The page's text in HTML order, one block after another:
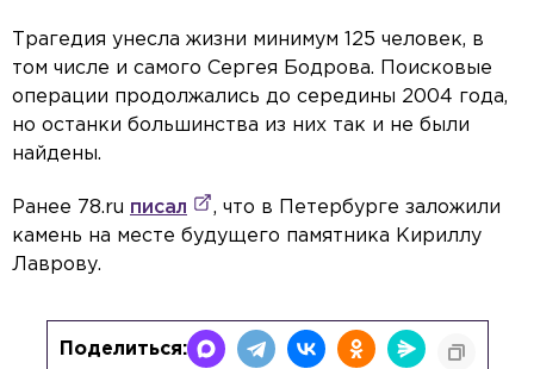
Трагедия унесла жизни минимум 125 человек, в
том числе и самого Сергея Бодрова. Поисковые
операции продолжались до середины 2004 года,
но останки большинства из них так и не были
найдены.
Ранее 78.ru писал
, что в Петербурге заложили
камень на месте будущего памятника Кириллу
Лаврову.
Поделиться: